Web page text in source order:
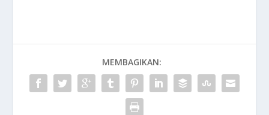
MEMBAGIKAN: